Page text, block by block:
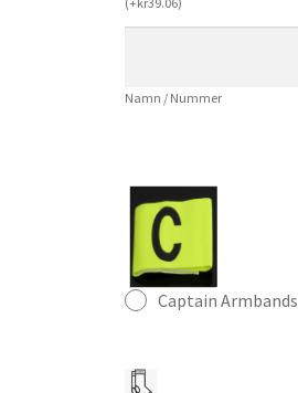
Herr
Namn / Nummer
Captain Armbands